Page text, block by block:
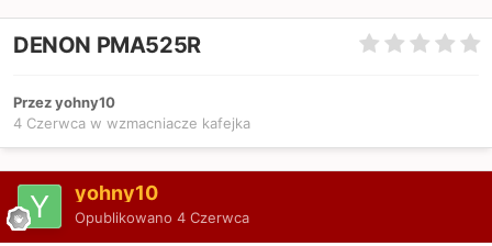
DENON PMA525R
Przez yohny10
4 Czerwca w wzmacniacze kafejka
yohny10
Opublikowano 4 Czerwca